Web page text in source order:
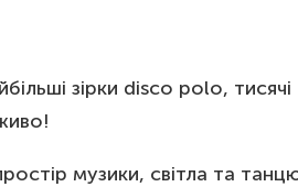
зірки disco polo, тисячі
музики, світла та